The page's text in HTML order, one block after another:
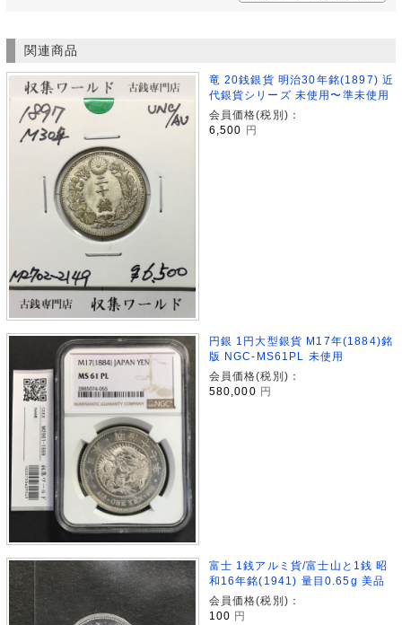
関連商品
竜 20銭銀貨 明治30年銘(1897) 近
代銀貨シリーズ 未使用〜準未使用
会員価格(税別)：
6,500
円
円銀 1円大型銀貨 M17年(1884)銘
版 NGC-MS61PL 未使用
会員価格(税別)：
580,000 円
富士 1銭アルミ貨/富士山と1銭 昭
和16年銘(1941) 量目0.65g 美品
会員価格(税別)：
100 円